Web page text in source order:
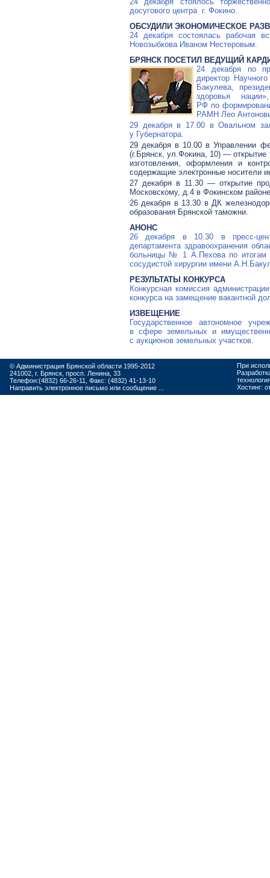
досугового центра г. Фокино.
ОБСУДИЛИ ЭКОНОМИЧЕСКОЕ
24 декабря состоялась рабочая
Новозыбкова Иваном Нестеровым.
БРЯНСК ПОСЕТИЛ ВЕДУЩИЙ
24 декабря по
директор
Бакулева,
здоровья
РФ по
РАМН Лео
29 декабря в 17.00 в Овальном
у Губернатора.
29 декабря в 10.00 в Управлении
(г.Брянск, ул.Фокина, 10) — открытие
изготовления, оформления и
содержащие электронные носители
27 декабря в 11.30 — открытие
Московскому, д.4 в Фокинском
26 декабря в 13.30 в ДК
образования Брянской таможни.
АНОНС
26 декабря в 10.30 в пресс-
департамента здравоохранения
больницы № 1 А.Пехова по итогам
сосудистой хирургии имени
РЕЗУЛЬТАТЫ КОНКУРСА
Конкурсная комиссия
конкурса на замещение вакантной
ИЗВЕЩЕНИЕ
Государственное автономное
в сфере земельных и
с аукционов земельных участков.
© Администрация Брянской области 1995-2012
241002, г. Брянск, просп. Ленина, 33
Телефон:(4832) 66-26-11, Факс: (4832) 41-13-10
Направить электронное письмо или сообщение ...
При
Хостинг: